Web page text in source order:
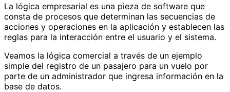
La lógica empresarial es una pieza de software que
consta de procesos que determinan las secuencias de
acciones y operaciones en la aplicación y establecen las
reglas para la interacción entre el usuario y el sistema.
Veamos la lógica comercial a través de un ejemplo
simple del registro de un pasajero para un vuelo por
parte de un administrador que ingresa información en la
base de datos.